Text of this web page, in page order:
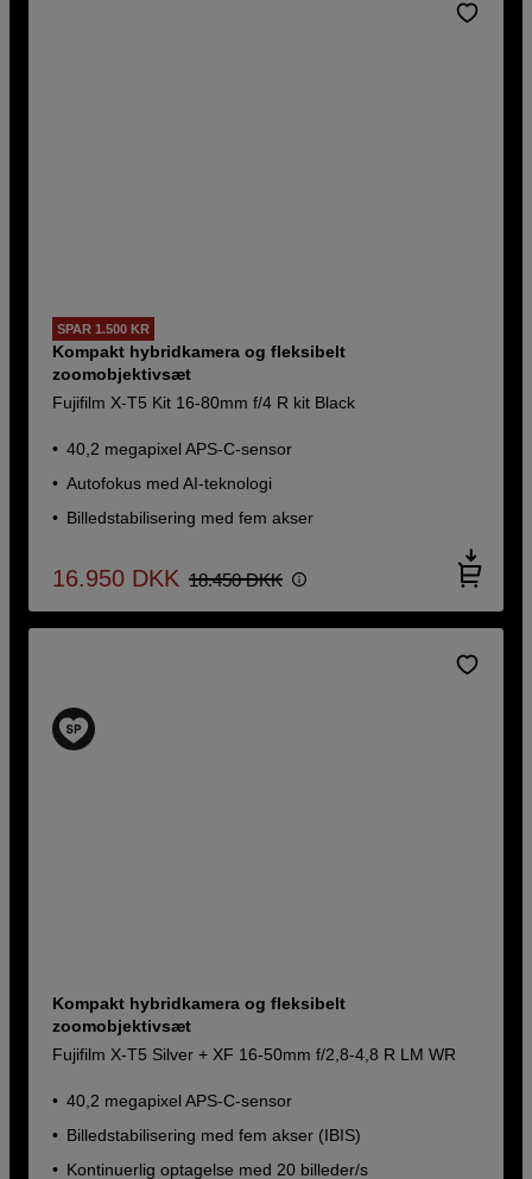
SPAR 1.500 KR
Kompakt hybridkamera og fleksibelt
zoomobjektivsæt
Fujifilm X-T5 Kit 16-80mm f/4 R kit Black
40,2 megapixel APS-C-sensor
Autofokus med AI-teknologi
Billedstabilisering med fem akser
16.950 DKK 18.450 DKK
Kompakt hybridkamera og fleksibelt
zoomobjektivsæt
Fujifilm X-T5 Silver + XF 16-50mm f/2,8-4,8 R LM WR
40,2 megapixel APS-C-sensor
Billedstabilisering med fem akser (IBIS)
Kontinuerlig optagelse med 20 billeder/s